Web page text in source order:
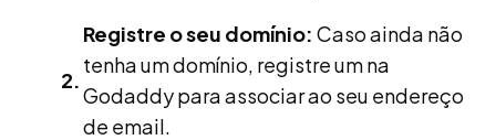
Registre o seu domínio: Caso ainda não
tenha um domínio, registre um na
Godaddy para associar ao seu endereço
de email.